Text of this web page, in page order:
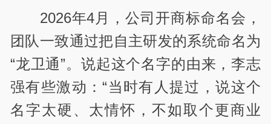
2026年4月，公司开商标命名会，
团队一致通过把自主研发的系统命名为
“龙卫通”。说起这个名字的由来，李志
强有些激动：“当时有人提过，说这个
名字太硬、太情怀，不如取个更商业